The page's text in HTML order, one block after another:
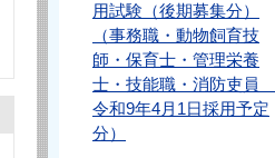
用試験（後期募集分）
（事務職・動物飼育技
師・保育士・管理栄養
士・技能職・消防吏員
令和9年4月1日採用予定
分）